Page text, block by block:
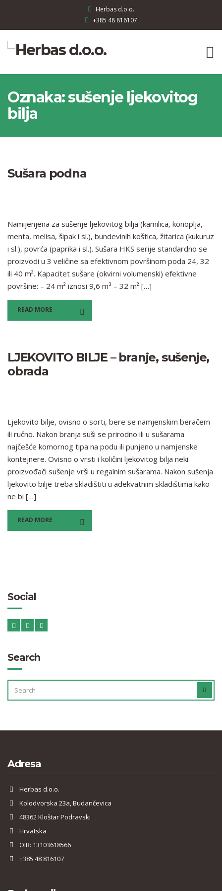
Herbas d.o.o.
+385 48 816107
Oznaka:sušenje ljekovitog
bilja
Sušara podna
Namijenjena za sušenje ljekovitog bilja (kamilica, konoplja,
menta, melisa, šipak i sl.), bundevinih koštica, žitarica (kukuruz
i sl.), povrća (paprika i sl.). Sušara HKS serije standardno se
proizvodi u 3 veličine sa efektivnom površinom poda 24, 32
ili 40 m². Kapacitet sušare (okvirni volumenski) efektivne
površine: – 24 m² iznosi 9,6 m³ – 32 m² […]
READ MORE
LJEKOVITO BILJE – branje, sušenje,
obrada
Ljekovito bilje, ovisno o sorti, bere se namjenskim beračem
ili ručno. Nakon branja suši se prirodno ili u sušarama
najčešće komornog tipa na podu ili punjeno u namjenske
kontejnere. Ovisno o vrsti i količini ljekovitog bilja neki
proizvođači sušenje vrši u regalnim sušarama. Nakon sušenja
ljekovito bilje treba skladištiti u adekvatnim skladištima kako
ne bi […]
READ MORE
Social
Search
SEARCH
FOR:
Adresa
Herbas d.o.o.
Kolodvorska 23a, Budančevica
48362 Kloštar Podravski
Hrvatska
OIB: 13103618566
+385 48 816107